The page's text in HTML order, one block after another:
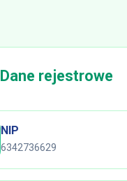
Dane rejestrowe
NIP
6342736629